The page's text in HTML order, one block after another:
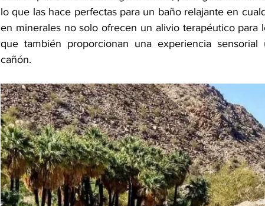
lo que las hace perfectas para un baño relajante en
en minerales no solo ofrecen un alivio terapéutico para
que también proporcionan una experiencia
cañón.